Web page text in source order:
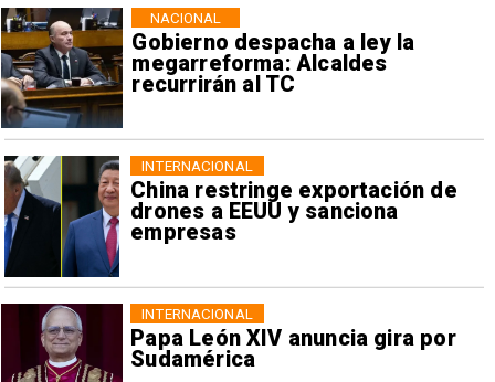
Gobierno despacha a ley la
megarreforma: Alcaldes
recurrirán al TC
NACIONAL
China restringe exportación de
drones a EEUU y sanciona
empresas
INTERNACIONAL
Papa León XIV anuncia gira por
Sudamérica
INTERNACIONAL